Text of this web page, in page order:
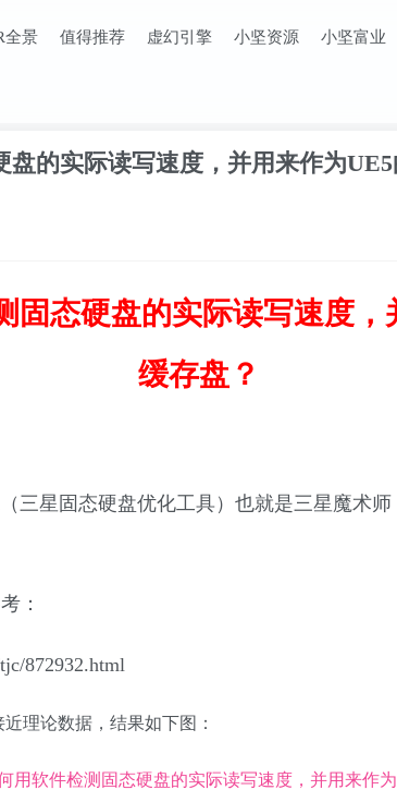
全景 值得推荐 虚幻引擎 小坚资源 小坚富业
的实际读写速度，并用来作为UE5
固态硬盘的实际读写速度，
缓存盘？
星固态硬盘优化工具）也就是三星魔术师
：
872932.html
理论数据，结果如下图：